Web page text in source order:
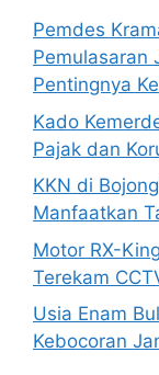
Pemdes
Pemulasaran
Pentingnya
Kado
Pajak dan
KKN di
Manfaatkan
Motor RX-
Terekam
Usia Enam
Kebocoran